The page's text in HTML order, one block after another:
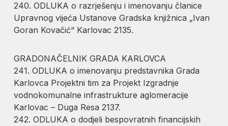
240. ODLUKA o razrješenju i imenovanju članice
Upravnog vijeća Ustanove Gradska knjižnica „Ivan
Goran Kovačić“ Karlovac 2135.
GRADONAČELNIK GRADA KARLOVCA
241. ODLUKA o imenovanju predstavnika Grada
Karlovca Projektni tim za Projekt Izgradnje
vodnokomunalne infrastrukture aglomeracije
Karlovac – Duga Resa 2137.
242. ODLUKA o dodjeli bespovratnih financijskih